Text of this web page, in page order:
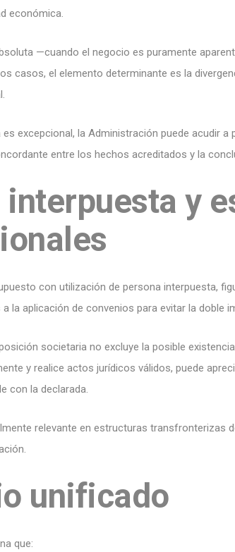
económica.
—cuando el negocio es puramente
casos, el elemento determinante es la
es excepcional, la Administración puede acudir
entre los hechos acreditados y la
interpuesta y
con utilización de persona interpuesta,
la aplicación de convenios para evitar la doble
societaria no excluye la posible
y realice actos jurídicos válidos, puede
con la declarada.
relevante en estructuras transfronterizas
unificado
que: